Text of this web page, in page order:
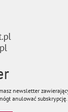
newsletter
anulować subskrypcję.